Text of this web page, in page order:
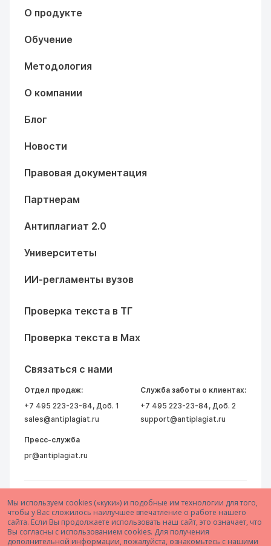
Мы используем cookies («куки») и подобные им технологии для того,
чтобы у Вас сложилось наилучшее впечатление о работе нашего
сайта. Если Вы продолжаете использовать наш сайт, это означает, что
Вы согласны с использованием cookies. Для получения
дополнительной информации, пожалуйста, ознакомьтесь с нашими
О продукте
Обучение
Методология
О компании
Блог
Новости
Правовая документация
Партнерам
Антиплагиат 2.0
Университеты
ИИ-регламенты вузов
Проверка текста в ТГ
Проверка текста в Max
Связаться с нами
Отдел продаж:
+7 495 223-23-84, Доб. 1
sales@antiplagiat.ru
Служба заботы о клиентах:
+7 495 223-23-84, Доб. 2
support@antiplagiat.ru
Пресс-служба
pr@antiplagiat.ru